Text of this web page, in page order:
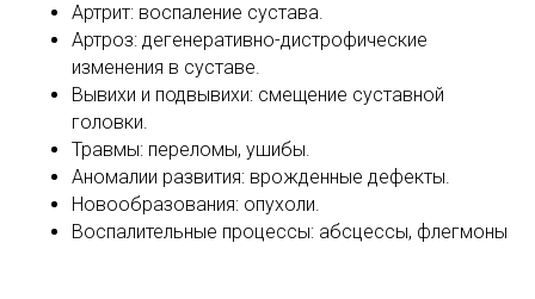
Артрит: воспаление сустава.
Артроз: дегенеративно-дистрофические
изменения в суставе.
Вывихи и подвывихи: смещение суставной
головки.
Травмы: переломы, ушибы.
Аномалии развития: врожденные дефекты.
Новообразования: опухоли.
Воспалительные процессы: абсцессы, флегмоны